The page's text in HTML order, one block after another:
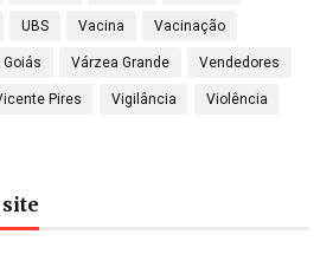
UBS Vacina Vacinação
Várzea Grande Vendedores
Pires Vigilância Violência